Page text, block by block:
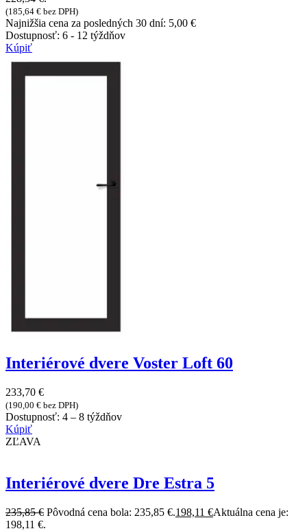
(185,64 € bez DPH)
Najnižšia cena za posledných 30 dní: 5,00 €
Dostupnosť: 6 - 12 týždňov
Kúpiť
Interiérové dvere Voster Loft 60
233,70 €
(190,00 € bez DPH)
Dostupnosť: 4 – 8 týždňov
Kúpiť
ZĽAVA
Interiérové dvere Dre Estra 5
235,85€ Pôvodná cena bola: 235,85 €.198,11 €Aktuálna cena je:
198,11 €.